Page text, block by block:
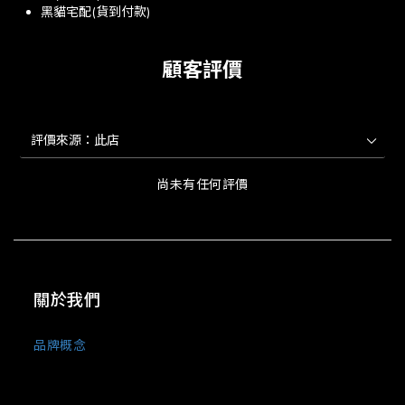
黑貓宅配(貨到付款)
顧客評價
尚未有任何評價
關於我們
品牌概念